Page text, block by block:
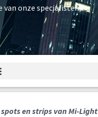
van onze specialisten,
en strips van Mi-Light